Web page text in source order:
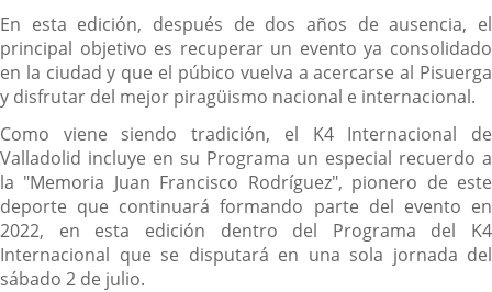
En esta edición, después de dos años de ausencia, el
principal objetivo es recuperar un evento ya consolidado
en la ciudad y que el púbico vuelva a acercarse al Pisuerga
y disfrutar del mejor piragüismo nacional e internacional.
Como viene siendo tradición, el K4 Internacional de
Valladolid incluye en su Programa un especial recuerdo a
la "Memoria Juan Francisco Rodríguez", pionero de este
deporte que continuará formando parte del evento en
2022, en esta edición dentro del Programa del K4
Internacional que se disputará en una sola jornada del
sábado 2 de julio.